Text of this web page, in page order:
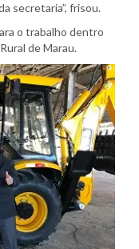
secretaria”, frisou.
o trabalho dentro
de Marau.